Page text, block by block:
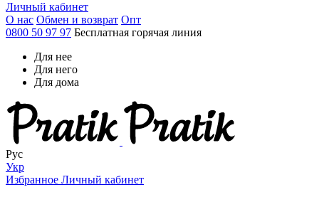
Личный кабинет
О нас Обмен и возврат Опт
0800 50 97 97 Бесплатная горячая линия
Для нее
Для него
Для дома
Рус
Укр
Избранное Личный кабинет